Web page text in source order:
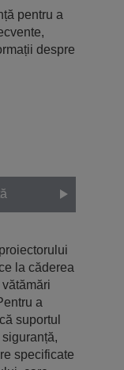
pentru a
despre
la căderea
a
suportul
specificate